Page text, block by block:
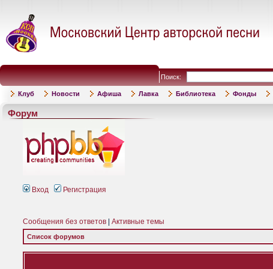
Поиск:
Клуб Новости Афиша Лавка Библиотека Фонды
Форум
Вход Регистрация
Сообщения без ответов Активные темы
Список форумов